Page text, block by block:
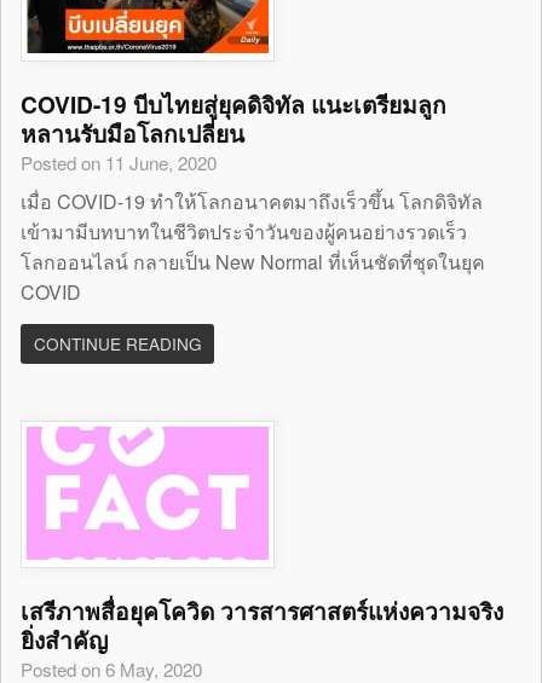
COVID-19 บีบไทยสู่ยุคดิจิทัล แนะเตรียมลูก
หลานรับมือโลกเปลี่ยน
Posted on 11 June, 2020
เมื่อ COVID-19 ทำให้โลกอนาคตมาถึงเร็วขึ้น โลกดิจิทัล
เข้ามามีบทบาทในชีวิตประจำวันของผู้คนอย่างรวดเร็ว
โลกออนไลน์ กลายเป็น New Normal ที่เห็นชัดที่ชุดในยุค
COVID
CONTINUE READING
เสรีภาพสื่อยุคโควิด วารสารศาสตร์แห่งความจริง
ยิ่งสำคัญ
Posted on 6 May, 2020